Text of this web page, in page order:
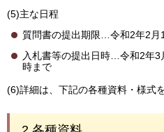
(5)主な日程
質問書の提出期限…令和2年2月
入札書等の提出日時…令和2年
時まで
(6)詳細は、下記の各種資料・様式